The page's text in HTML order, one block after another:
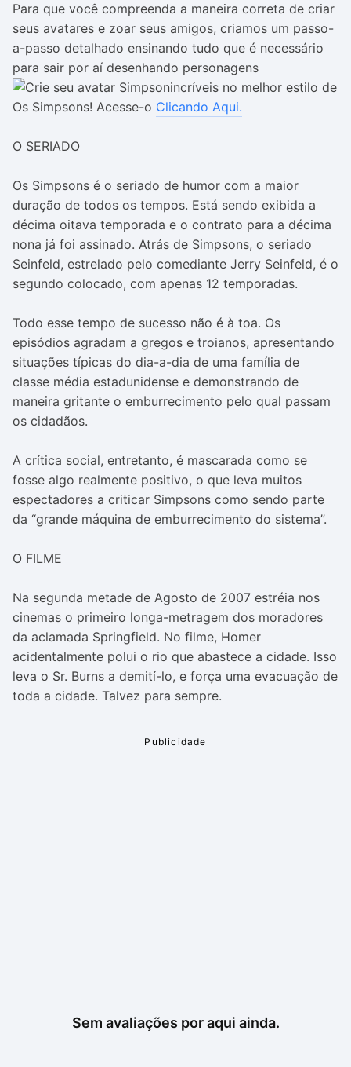
Para que você compreenda a maneira correta de criar
seus avatares e zoar seus amigos, criamos um passo-
a-passo detalhado ensinando tudo que é necessário
para sair por aí desenhando personagens
incríveis no melhor estilo de
Os Simpsons! Acesse-o Clicando Aqui.
O SERIADO
Os Simpsons é o seriado de humor com a maior
duração de todos os tempos. Está sendo exibida a
décima oitava temporada e o contrato para a décima
nona já foi assinado. Atrás de Simpsons, o seriado
Seinfeld, estrelado pelo comediante Jerry Seinfeld, é o
segundo colocado, com apenas 12 temporadas.
Todo esse tempo de sucesso não é à toa. Os
episódios agradam a gregos e troianos, apresentando
situações típicas do dia-a-dia de uma família de
classe média estadunidense e demonstrando de
maneira gritante o emburrecimento pelo qual passam
os cidadãos.
A crítica social, entretanto, é mascarada como se
fosse algo realmente positivo, o que leva muitos
espectadores a criticar Simpsons como sendo parte
da “grande máquina de emburrecimento do sistema”.
O FILME
Na segunda metade de Agosto de 2007 estréia nos
cinemas o primeiro longa-metragem dos moradores
da aclamada Springfield. No filme, Homer
acidentalmente polui o rio que abastece a cidade. Isso
leva o Sr. Burns a demití-lo, e força uma evacuação de
toda a cidade. Talvez para sempre.
Sem avaliações por aqui ainda.